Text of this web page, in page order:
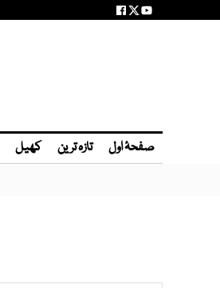
صفحۂ اول تازہ ترین کھیل